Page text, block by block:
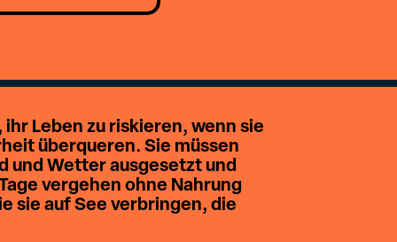
Leben zu riskieren, wenn sie
überqueren. Sie müssen
und Wetter ausgesetzt und
vergehen ohne Nahrung
sie auf See verbringen, die